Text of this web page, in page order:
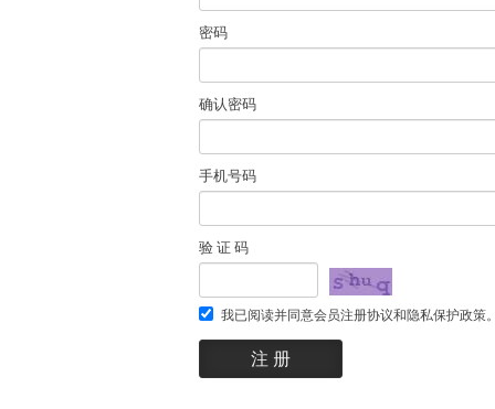
密码
确认密码
手机号码
验 证 码
我已阅读并同意会员注册协议和隐私保护政策